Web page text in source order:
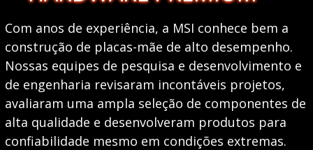
Com anos de experiência, a MSI conhece bem a
construção de placas-mãe de alto desempenho.
Nossas equipes de pesquisa e desenvolvimento e
de engenharia revisaram incontáveis ​​projetos,
avaliaram uma ampla seleção de componentes de
alta qualidade e desenvolveram produtos para
confiabilidade mesmo em condições extremas.